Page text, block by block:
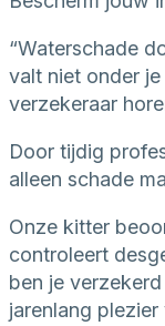
“Waterschade
valt niet onder
verzekeraar
Door tijdig
alleen schade
Onze kitter
controleert
ben je
jarenlang plezier